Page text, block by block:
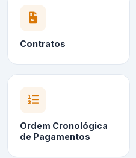
Contratos
Ordem Cronológica
de Pagamentos